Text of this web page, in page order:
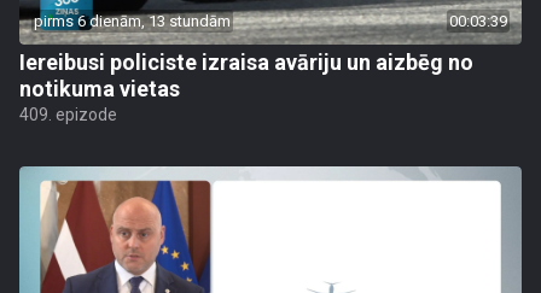
pirms 6 dienām, 13 stundām 00:03:39
Iereibusi policiste izraisa avāriju un aizbēg no
notikuma vietas
409. epizode